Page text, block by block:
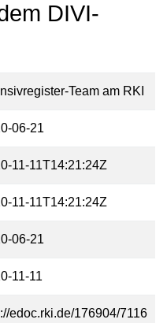
DIVI-
Team am RKI
06-21
11-11T14:21:24Z
11-11T14:21:24Z
06-21
11-11
edoc.rki.de/176904/7116